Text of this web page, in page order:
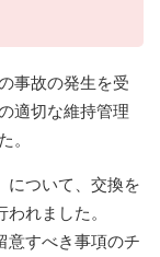
事故の発生を受
適切な維持管理
。
について、交換を
れました。
意すべき事項のチ